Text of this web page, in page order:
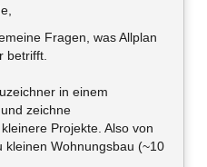
Fragen, was Allplan
betrifft.
in einem
zeichne
Projekte. Also von
kleinen Wohnungsbau (~10